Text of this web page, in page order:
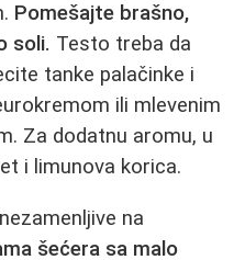
Pomešajte brašno,
soli. Testo treba da
tanke palačinke i
ili mlevenim
Za dodatnu aromu, u
i limunova korica.
na
šećera sa malo